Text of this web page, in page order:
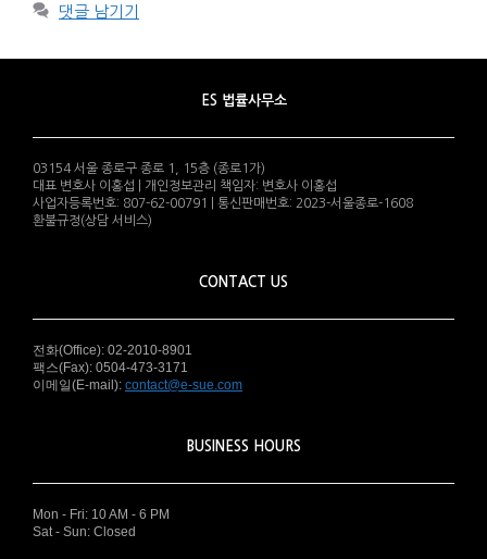
댓글 남기기
ES 법률사무소
03154 서울 종로구 종로 1, 15층 (종로1가)
대표 변호사 이홍섭 | 개인정보관리 책임자: 변호사 이홍섭
사업자등록번호: 807-62-00791 | 통신판매번호: 2023-서울종로-1608
환불규정(상담 서비스)
CONTACT US
전화(Office): 02-2010-8901
팩스(Fax): 0504-473-3171
이메일(E-mail): contact@e-sue.com
BUSINESS HOURS
Mon - Fri: 10 AM - 6 PM
Sat - Sun: Closed